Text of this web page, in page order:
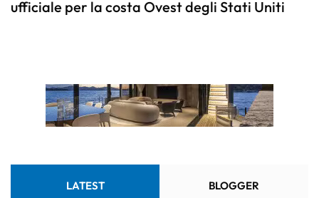
ufficiale per la costa Ovest degli Stati Uniti
LATEST BLOGGER